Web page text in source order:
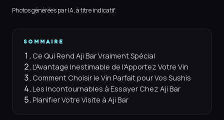
Photos générées par IA, à titre indicatif.
SOMMAIRE
Ce Qui Rend Aji Bar Vraiment Spécial
L'Avantage Inestimable de l'Apportez Votre Vin
Comment Choisir le Vin Parfait pour Vos Sushis
Les Incontournables à Essayer Chez Aji Bar
Planifier Votre Visite à Aji Bar